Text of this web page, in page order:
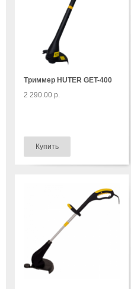
Триммер HUTER GET-400
2 290.00 р.